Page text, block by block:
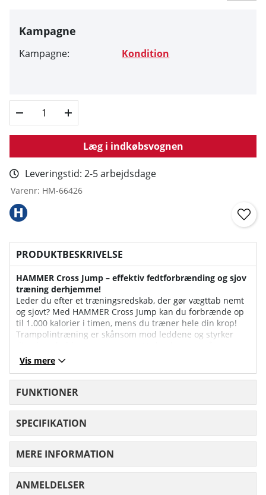
Kampagne
Kampagne: Kondition
Læg i indkøbsvognen
Leveringstid: 2-5 arbejdsdage
Varenr: HM-66426
PRODUKTBESKRIVELSE
HAMMER Cross Jump – effektiv fedtforbrænding og sjov
træning derhjemme!
Leder du efter et træningsredskab, der gør vægttab nemt
og sjovt? ​​Med HAMMER Cross Jump kan du forbrænde op
til 1.000 kalorier i timen, mens du træner hele din krop!
Trampolintræning er skånsom mod leddene og styrker
håndvægte eller lave bevægelser med dine arme kan du
også aktivere din overkrop endnu mere.
- Højt kalorieforbrug – op til 1.000 kcal/time
- Styrker hele kroppen – ben, balder, core og overkrop
- Ledervenlig træning – reduceret belastning
sammenlignet med løb
- Innovative hoppepunkter – optimeret træningseffekt
HAMMER Cross Jump er udstyret med ElastoPro premium
gummibånd, der giver en perfekt balance mellem
stabilitet og elasticitet. Hoppemåtten og gummibåndene
Vis mere
FUNKTIONER
SPECIFIKATION
MERE INFORMATION
ANMELDELSER